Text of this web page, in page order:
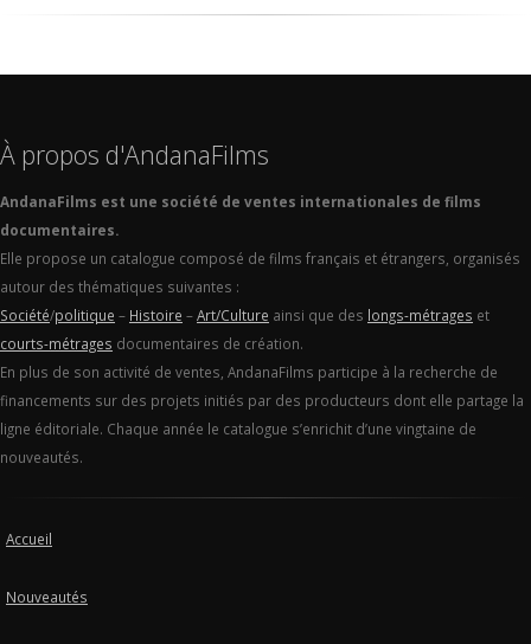
À propos d'AndanaFilms
AndanaFilms est une société de ventes internationales de films
documentaires.
Elle propose un catalogue composé de films français et étrangers, organisés
autour des thématiques suivantes :
Société/politique – Histoire –Art/Culture ainsi que des longs-métrages et
courts-métrages documentaires de création.
En plus de son activité de ventes, AndanaFilms participe à la recherche de
financements sur des projets initiés par des producteurs dont elle partage la
ligne éditoriale. Chaque année le catalogue s’enrichit d’une vingtaine de
nouveautés.
Accueil
Nouveautés